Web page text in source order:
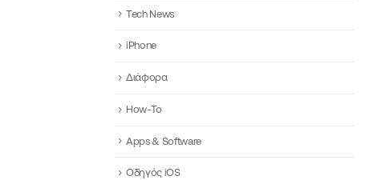
Tech News
iPhone
Διάφορα
How-To
Apps & Software
Οδηγός iOS